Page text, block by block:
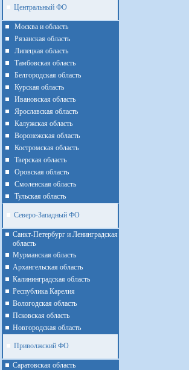
Центральный ФО
Москва и область
Рязанская область
Липецкая область
Тамбовская область
Белгородская область
Курская область
Ивановская область
Ярославская область
Калужская область
Воронежская область
Костромская область
Тверская область
Оровская область
Смоленская область
Тульская область
Северо-Западный ФО
Санкт-Петербург и Ленинградская
область
Мурманская область
Архангельская область
Калининградская область
Республика Карелия
Вологодская область
Псковская область
Новгородская область
Приволжский ФО
Cаратовская область